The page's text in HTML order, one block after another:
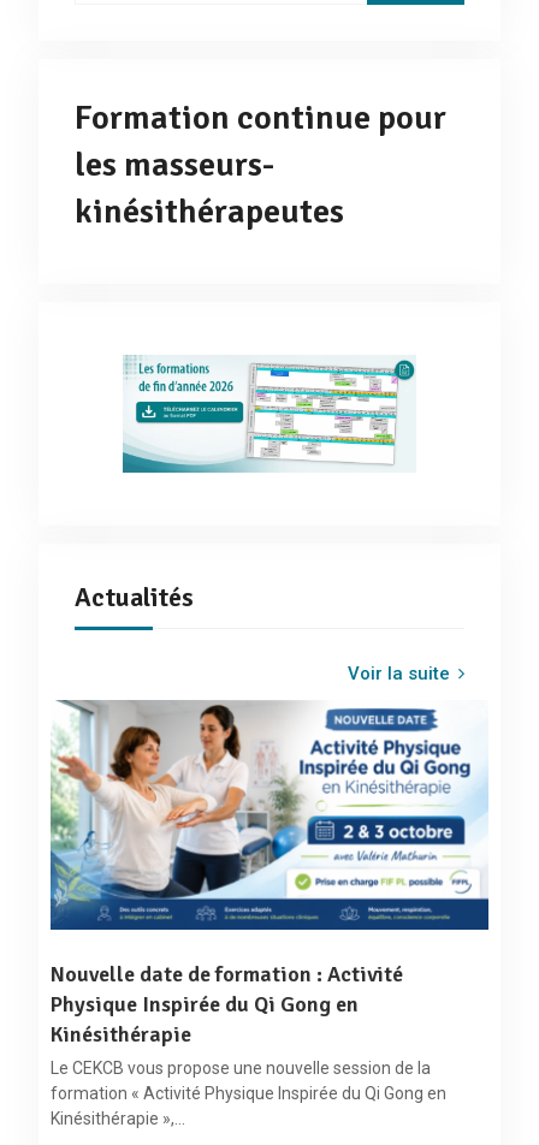
Formation continue pour
les masseurs-
kinésithérapeutes
Actualités
Voir la suite
Nouvelle date de formation : Activité
Physique Inspirée du Qi Gong en
Kinésithérapie
Le CEKCB vous propose une nouvelle session de la
formation « Activité Physique Inspirée du Qi Gong en
Kinésithérapie »,…